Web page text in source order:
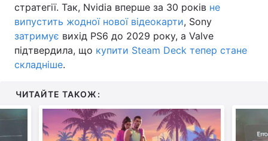
стратегії. Так, Nvidia вперше за 30 років не
випустить жодної нової відеокарти, Sony
затримує вихід PS6 до 2029 року, а Valve
підтвердила, що купити Steam Deck тепер стане
складніше.
ЧИТАЙТЕ ТАКОЖ: